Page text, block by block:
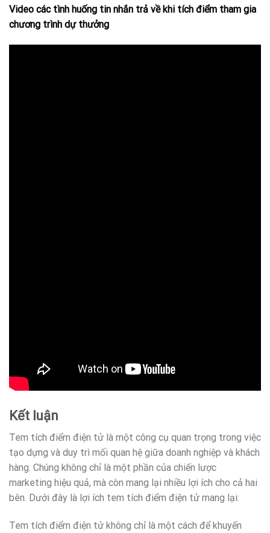
Video các tình huống tin nhắn trả về khi tích điểm tham gia
chương trình dự thưởng
Kết luận
Tem tích điểm điện tử là một công cụ quan trọng trong việc
tạo dựng và duy trì mối quan hệ giữa doanh nghiệp và khách
hàng. Chúng không chỉ là một phần của chiến lược
marketing hiệu quả, mà còn mang lại nhiều lợi ích cho cả hai
bên. Dưới đây là lợi ích tem tích điểm điện tử mang lại:
Tem tích điểm điện tử không chỉ là một cách để khuyến